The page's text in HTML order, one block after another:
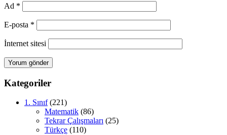
Ad *
E-posta *
İnternet sitesi
Kategoriler
1. Sınıf(221)
Matematik (86)
Tekrar Çalışmaları (25)
Türkçe (110)